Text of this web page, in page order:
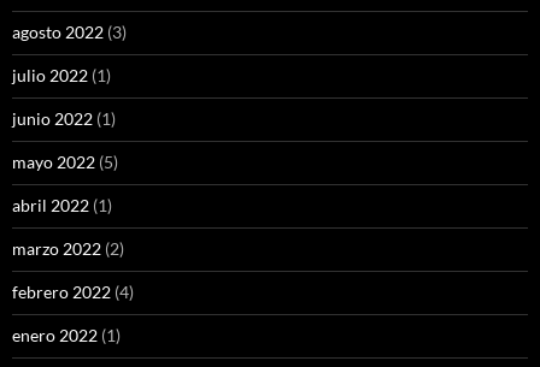
agosto 2022 (3)
julio 2022 (1)
junio 2022 (1)
mayo 2022 (5)
abril 2022 (1)
marzo 2022 (2)
febrero 2022 (4)
enero 2022 (1)